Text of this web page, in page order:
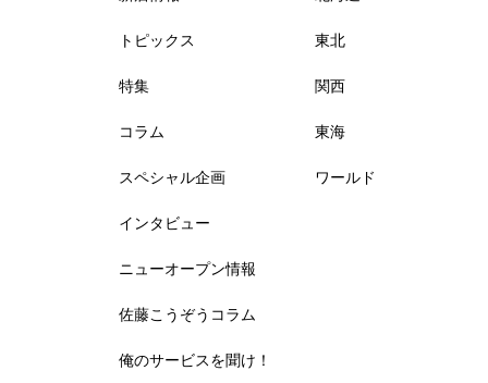
トピックス
特集
コラム
スペシャル企画
インタビュー
ニューオープン情報
佐藤こうぞうコラム
俺のサービスを聞け！
東北
関西
東海
ワールド